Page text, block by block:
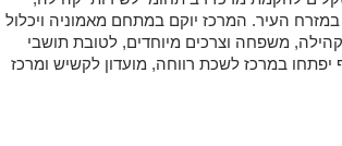
העיר. המרכז יוקם במתחם מאמוניה ויכלול
משפחה וצרכים מיוחדים, לטובת תושבי
יפתחו במרכז לשכת רווחה, מועדון לקשיש ומרכז